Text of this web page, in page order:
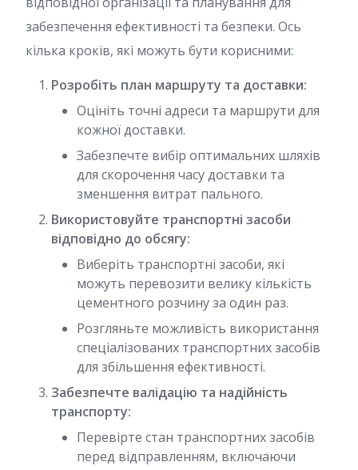
забезпечення ефективності та безпеки. Ось
кілька кроків, які можуть бути корисними:
Розробіть план маршруту та доставки:
Оцініть точні адреси та маршрути для
кожної доставки.
Забезпечте вибір оптимальних шляхів
для скорочення часу доставки та
зменшення витрат пального.
Використовуйте транспортні засоби
відповідно до обсягу:
Виберіть транспортні засоби, які
можуть перевозити велику кількість
цементного розчину за один раз.
Розгляньте можливість використання
спеціалізованих транспортних засобів
для збільшення ефективності.
Забезпечте валідацію та надійність
транспорту:
Перевірте стан транспортних засобів
перед відправленням, включаючи